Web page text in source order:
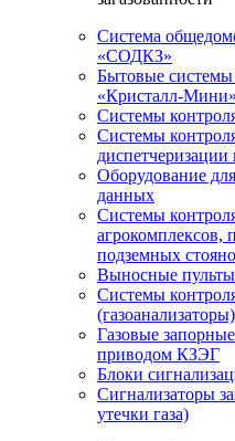
Система
«СОДКЗ»
Бытовые системы
«Кристалл-Мини»
Системы
Системы
диспетчеризации
Оборудование
данных
Системы
агрокомплексов,
подземных
Выносные пульты
Системы
Газовые
приводом КЗЭГ
Блоки
Сигнализаторы
утечки газа)